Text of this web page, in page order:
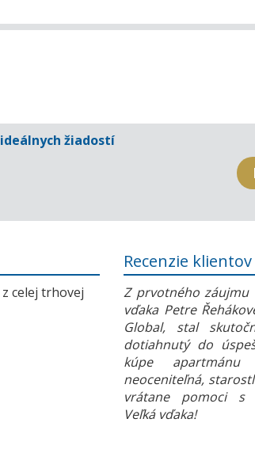
žiadostí
celej trhovej
Recenzie klientov
Z prvotného záujmu
vďaka Petre
Global, stal
dotiahnutý do
kúpe
neoceniteľná,
vrátane pomoci s
Veľká vďaka!